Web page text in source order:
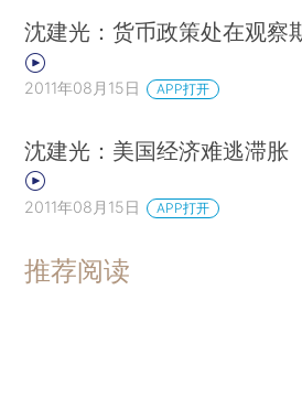
沈建光：货币政策处在观察
2011年08月15日 APP打开
沈建光：美国经济难逃滞胀
2011年08月15日 APP打开
推荐阅读